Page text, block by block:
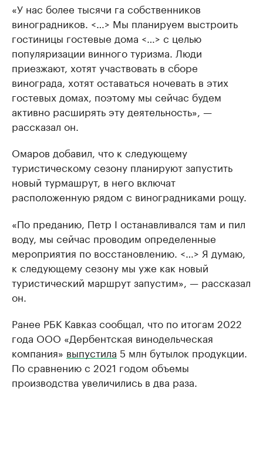
«У нас более тысячи га собственников
виноградников. <…> Мы планируем выстроить
гостиницы гостевые дома <…> с целью
популяризации винного туризма. Люди
приезжают, хотят участвовать в сборе
винограда, хотят оставаться ночевать в этих
гостевых домах, поэтому мы сейчас будем
активно расширять эту деятельность», —
рассказал он.
Омаров добавил, что к следующему
туристическому сезону планируют запустить
новый турмашрут, в него включат
расположенную рядом с виноградниками рощу.
«По преданию, Петр I останавливался там и пил
воду, мы сейчас проводим определенные
мероприятия по восстановлению. <…> Я думаю,
к следующему сезону мы уже как новый
туристический маршрут запустим», — рассказал
он.
Ранее РБК Кавказ сообщал, что по итогам 2022
года ООО «Дербентская винодельческая
компания» выпустила 5 млн бутылок продукции.
По сравнению с 2021 годом объемы
производства увеличились в два раза.